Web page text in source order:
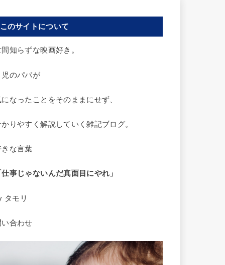
このサイトについて
間知らずな映画好き。
児のパパが
になったことをそのままにせず、
かりやすく解説していく雑記ブログ。
きな言葉
仕事じゃないんだ真面目にやれ」
タモリ
い合わせ